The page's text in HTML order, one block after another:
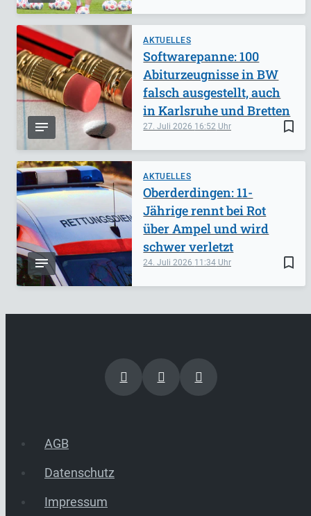
AKTUELLES
bookmark_border
27. Juli 2026 16:52
Softwarepanne: 100
Abiturzeugnisse in BW
falsch ausgestellt, auch
in Karlsruhe und Bretten
AKTUELLES
bookmark_border
24. Juli 2026 11:34
Oberderdingen: 11-
Jährige rennt bei Rot
über Ampel und wird
schwer verletzt
AGB
Datenschutz
Impressum